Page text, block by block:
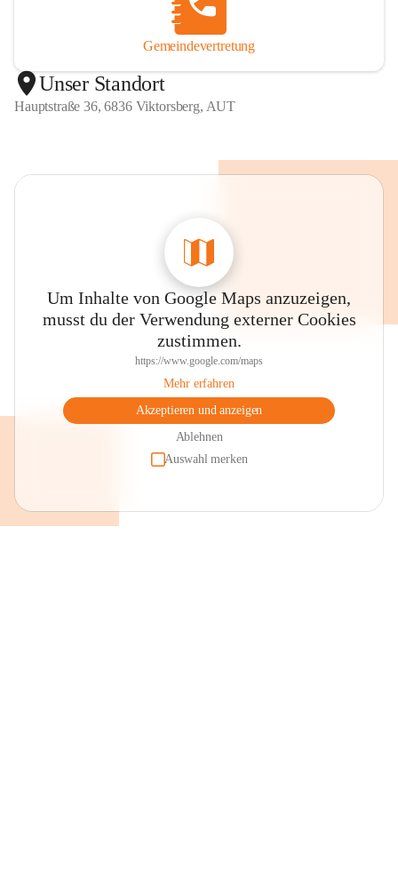
Gemeindevertretung
Unser Standort
Hauptstraße 36, 6836 Viktorsberg, AUT
Um Inhalte von Google Maps anzuzeigen,
musst du der Verwendung externer Cookies
zustimmen.
https://www.google.com/maps
Mehr erfahren
Akzeptieren und anzeigen
Ablehnen
Auswahl merken